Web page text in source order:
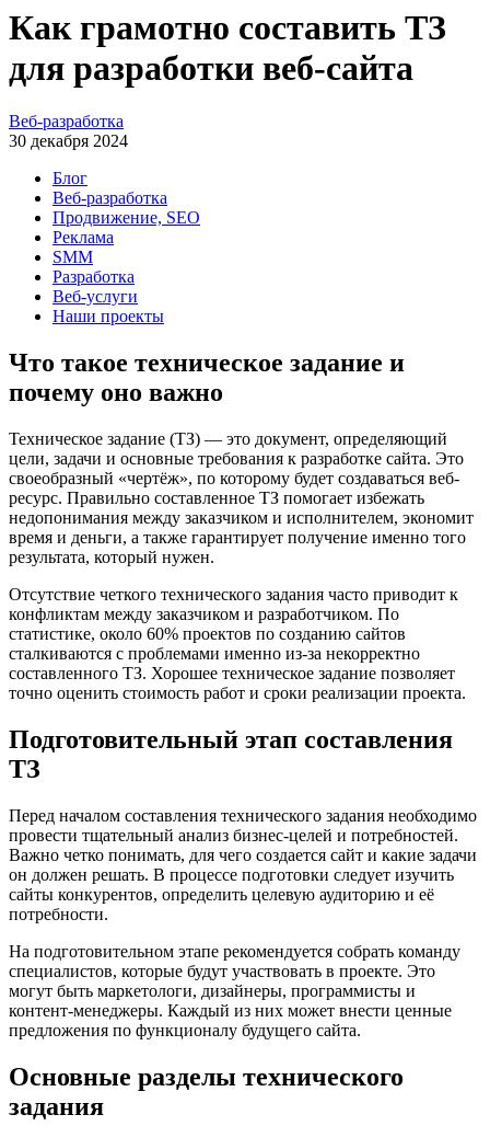
Как грамотно составить ТЗ
для разработки веб-сайта
Веб-разработка
30 декабря 2024
Блог
Веб-разработка
Продвижение, SEO
Реклама
SMM
Разработка
Веб-услуги
Наши проекты
Что такое техническое задание и
почему оно важно
Техническое задание (ТЗ) — это документ, определяющий
цели, задачи и основные требования к разработке сайта. Это
своеобразный «чертёж», по которому будет создаваться веб-
ресурс. Правильно составленное ТЗ помогает избежать
недопонимания между заказчиком и исполнителем, экономит
время и деньги, а также гарантирует получение именно того
результата, который нужен.
Отсутствие четкого технического задания часто приводит к
конфликтам между заказчиком и разработчиком. По
статистике, около 60% проектов по созданию сайтов
сталкиваются с проблемами именно из-за некорректно
составленного ТЗ. Хорошее техническое задание позволяет
точно оценить стоимость работ и сроки реализации проекта.
Подготовительный этап составления
ТЗ
Перед началом составления технического задания необходимо
провести тщательный анализ бизнес-целей и потребностей.
Важно четко понимать, для чего создается сайт и какие задачи
он должен решать. В процессе подготовки следует изучить
сайты конкурентов, определить целевую аудиторию и её
потребности.
На подготовительном этапе рекомендуется собрать команду
специалистов, которые будут участвовать в проекте. Это
могут быть маркетологи, дизайнеры, программисты и
контент-менеджеры. Каждый из них может внести ценные
предложения по функционалу будущего сайта.
Основные разделы технического
задания